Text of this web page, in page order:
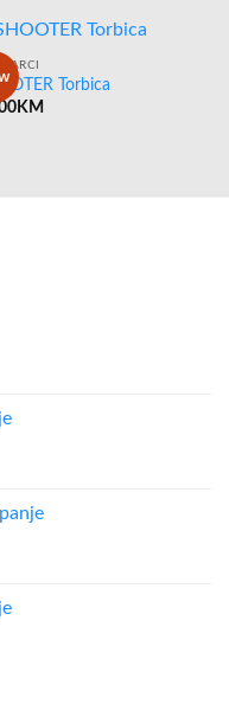
Torbica
KM